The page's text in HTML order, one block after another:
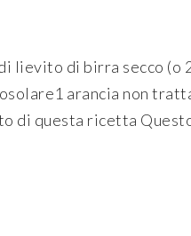
lievito di birra secco (o
arancia non
di questa ricetta